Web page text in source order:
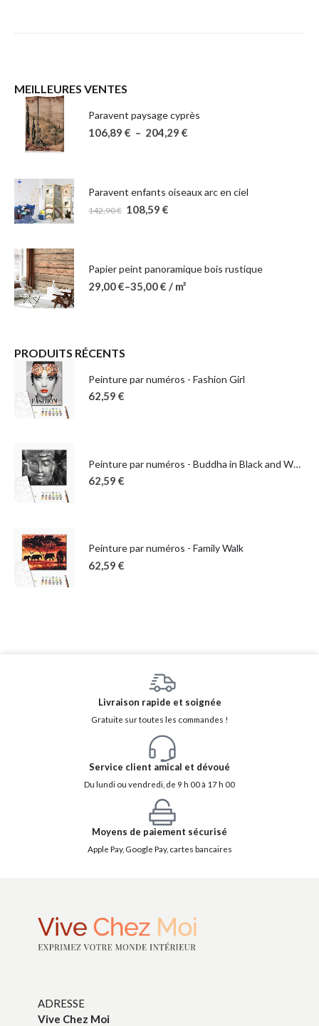
MEILLEURES VENTES
Paravent paysage cyprès
106,89 € – 204,29 €
Paravent enfants oiseaux arc en ciel
142,90€ 108,59 €
Papier peint panoramique bois rustique
29,00€–35,00€ / m²
PRODUITS RÉCENTS
Peinture par numéros - Fashion Girl
62,59 €
Peinture par numéros - Buddha in Black and White
62,59 €
Peinture par numéros - Family Walk
62,59 €
Livraison rapide et soignée
Gratuite sur toutes les commandes !
Service client amical et dévoué
Du lundi ou vendredi, de 9 h 00 à 17 h 00
Moyens de paiement sécurisé
Apple Pay, Google Pay, cartes bancaires
ADRESSE
Vive Chez Moi